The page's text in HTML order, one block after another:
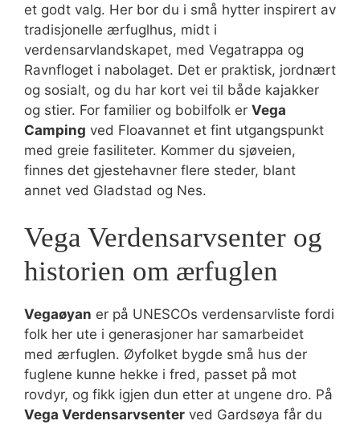
et godt valg. Her bor du i små hytter inspirert av
tradisjonelle ærfuglhus, midt i
verdensarvlandskapet, med Vegatrappa og
Ravnfloget i nabolaget. Det er praktisk, jordnært
og sosialt, og du har kort vei til både kajakker
og stier. For familier og bobilfolk er Vega
Camping ved Floavannet et fint utgangspunkt
med greie fasiliteter. Kommer du sjøveien,
finnes det gjestehavner flere steder, blant
annet ved Gladstad og Nes.
Vega Verdensarvsenter og
historien om ærfuglen
Vegaøyan er på UNESCOs verdensarvliste fordi
folk her ute i generasjoner har samarbeidet
med ærfuglen. Øyfolket bygde små hus der
fuglene kunne hekke i fred, passet på mot
rovdyr, og fikk igjen dun etter at ungene dro. På
Vega Verdensarvsenter ved Gardsøya får du